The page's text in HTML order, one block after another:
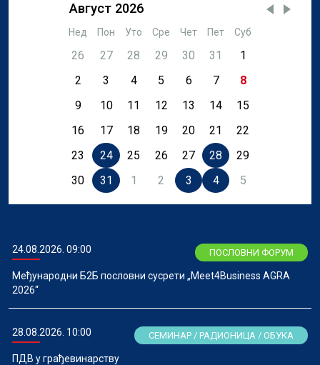
Август 2026
Нед Пон Уто Сре Чет Пет Суб
26 27 28 29 30 31
1
2
3 4 5 6 7
8
9
10 11 12 13 14
15
16
17 18 19 20 21
22
23
24 25 26 27 28
29
30
31 1 2 3 4 5
24.08.2026. 09:00 ПОСЛОВНИ ФОРУМ
Међународни Б2Б пословни сусрети „Meet4Business AGRA
2026“
28.08.2026. 10:00 СЕМИНАР / РАДИОНИЦА / ОБУКА
ПДВ у грађевинарству